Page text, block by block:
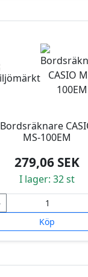
Bordsräknare
MS-100EM
279,06 SEK
I lager: 32 st
Köp